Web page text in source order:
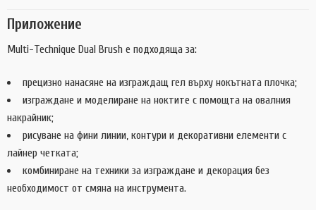
Приложение
Multi-Technique Dual Brush е подходяща за:
прецизно нанасяне на изграждащ гел върху нокътната плочка;
изграждане и моделиране на ноктите с помощта на овалния
накрайник;
рисуване на фини линии, контури и декоративни елементи с
лайнер четката;
комбиниране на техники за изграждане и декорация без
необходимост от смяна на инструмента.